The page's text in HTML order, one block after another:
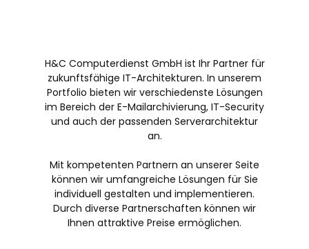
H&C Computerdienst GmbH ist Ihr Partner für
zukunftsfähige IT-Architekturen. In unserem
Portfolio bieten wir verschiedenste Lösungen
im Bereich der E-Mailarchivierung, IT-Security
und auch der passenden Serverarchitektur
an.
Mit kompetenten Partnern an unserer Seite
können wir umfangreiche Lösungen für Sie
individuell gestalten und implementieren.
Durch diverse Partnerschaften können wir
Ihnen attraktive Preise ermöglichen.